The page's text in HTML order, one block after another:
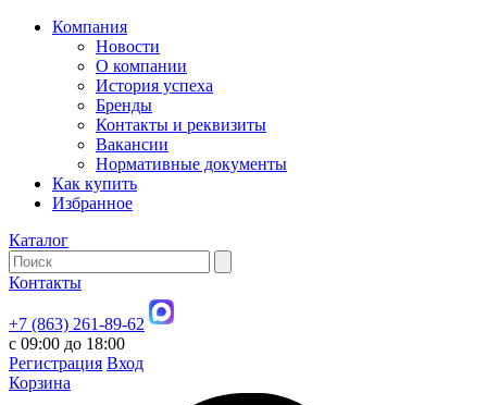
Компания
Новости
О компании
История успеха
Бренды
Контакты и реквизиты
Вакансии
Нормативные документы
Как купить
Избранное
Каталог
Контакты
+7 (863) 261-89-62
с 09:00 до 18:00
Регистрация Вход
Корзина